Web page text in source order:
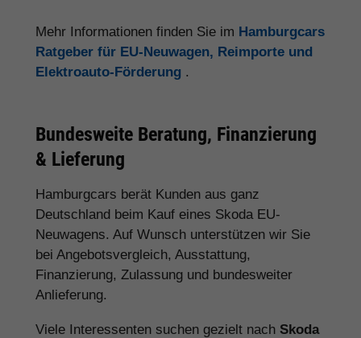
Mehr Informationen finden Sie im Hamburgcars
Ratgeber für EU-Neuwagen, Reimporte und
Elektroauto-Förderung .
Bundesweite Beratung, Finanzierung
& Lieferung
Hamburgcars berät Kunden aus ganz
Deutschland beim Kauf eines Skoda EU-
Neuwagens. Auf Wunsch unterstützen wir Sie
bei Angebotsvergleich, Ausstattung,
Finanzierung, Zulassung und bundesweiter
Anlieferung.
Viele Interessenten suchen gezielt nach Skoda